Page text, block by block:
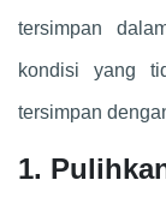
tersimpan
kondisi yang
tersimpan
1.